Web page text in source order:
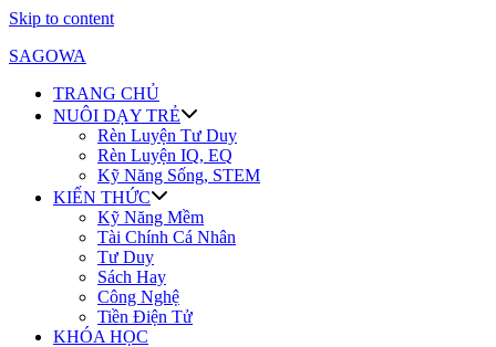
Skip to content
SAGOWA
TRANG CHỦ
NUÔI DẠY TRẺ
Rèn Luyện Tư Duy
Rèn Luyện IQ, EQ
Kỹ Năng Sống, STEM
KIẾN THỨC
Kỹ Năng Mềm
Tài Chính Cá Nhân
Tư Duy
Sách Hay
Công Nghệ
Tiền Điện Tử
KHÓA HỌC